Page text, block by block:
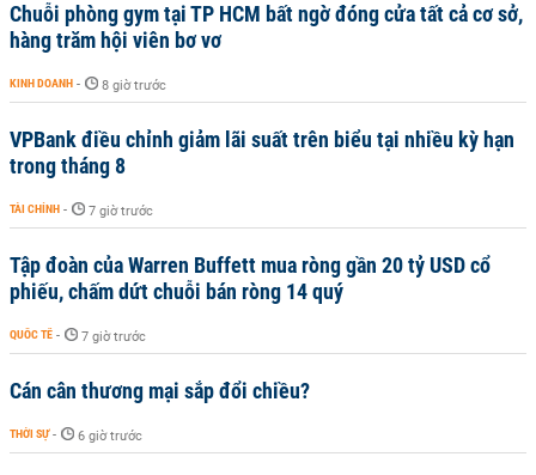
Chuỗi phòng gym tại TP HCM bất ngờ đóng cửa tất cả cơ sở,
hàng trăm hội viên bơ vơ
KINH DOANH - 8 giờ trước
VPBank điều chỉnh giảm lãi suất trên biểu tại nhiều kỳ hạn
trong tháng 8
TÀI CHÍNH - 7 giờ trước
Tập đoàn của Warren Buffett mua ròng gần 20 tỷ USD cổ
phiếu, chấm dứt chuỗi bán ròng 14 quý
QUỐC TẾ - 7 giờ trước
Cán cân thương mại sắp đổi chiều?
THỜI SỰ - 6 giờ trước